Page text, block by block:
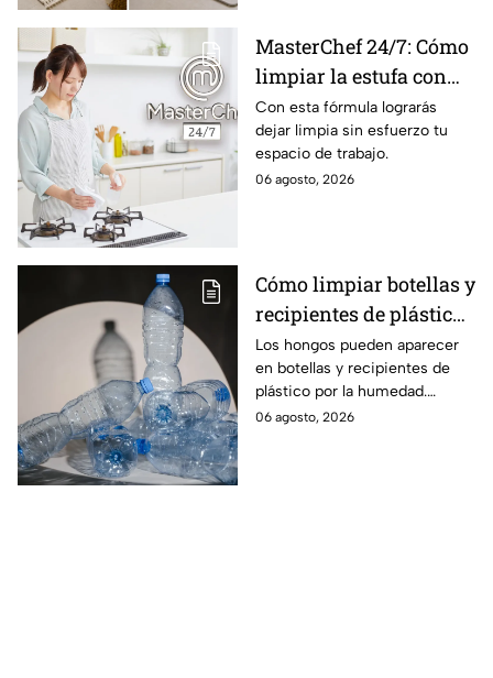
MasterChef 24/7: Cómo
limpiar la estufa con
bicarbonato y limón
Con esta fórmula lograrás
dejar limpia sin esfuerzo tu
espacio de trabajo.
06 agosto, 2026
Cómo limpiar botellas y
recipientes de plástico
con hongos
Los hongos pueden aparecer
en botellas y recipientes de
plástico por la humedad.
Aprende cómo limpiarlos
06 agosto, 2026